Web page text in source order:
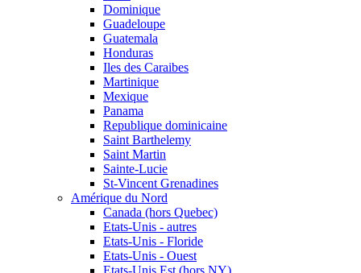
Dominique
Guadeloupe
Guatemala
Honduras
Iles des Caraibes
Martinique
Mexique
Panama
Republique dominicaine
Saint Barthelemy
Saint Martin
Sainte-Lucie
St-Vincent Grenadines
Amérique du Nord
Canada (hors Quebec)
Etats-Unis - autres
Etats-Unis - Floride
Etats-Unis - Ouest
Etats-Unis Est (hors NY)